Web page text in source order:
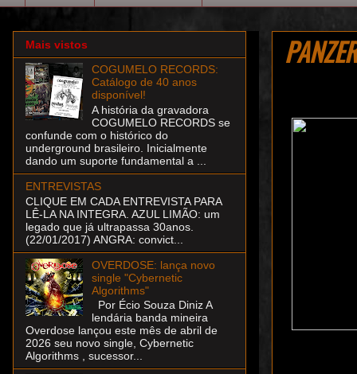
Mais vistos
COGUMELO RECORDS:
Catálogo de 40 anos
disponível!
A história da gravadora
COGUMELO RECORDS se
confunde com o histórico do
underground brasileiro. Inicialmente
dando um suporte fundamental a ...
ENTREVISTAS
CLIQUE EM CADA ENTREVISTA PARA
LÊ-LA NA INTEGRA. AZUL LIMÃO: um
legado que já ultrapassa 30anos.
(22/01/2017) ANGRA: convict...
OVERDOSE: lança novo
single "Cybernetic
Algorithms"
Por Écio Souza Diniz A
lendária banda mineira
Overdose lançou este mês de abril de
2026 seu novo single, Cybernetic
Algorithms , sucessor...